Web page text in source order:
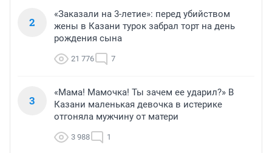
2
«Заказали на 3-летие»: перед убийством
жены в Казани турок забрал торт на день
рождения сына
21 776 7
3
«Мама! Мамочка! Ты зачем ее ударил?» В
Казани маленькая девочка в истерике
отгоняла мужчину от матери
3 988 1